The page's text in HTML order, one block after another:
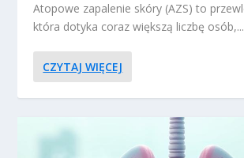
Atopowe zapalenie skóry (AZS) to
która dotyka coraz większą liczbę osób,...
CZYTAJ WIĘCEJ